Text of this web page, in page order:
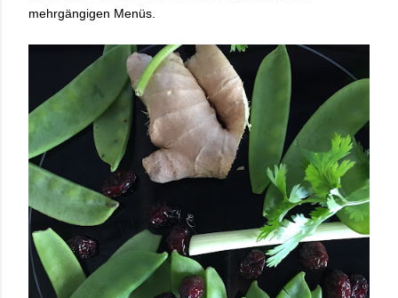
mehrgängigen Menüs.